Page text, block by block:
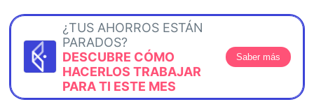
¿TUS AHORROS ESTÁN
PARADOS?
DESCUBRE CÓMO
HACERLOS TRABAJAR
PARA TI ESTE MES
Saber más